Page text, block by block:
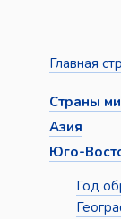
Главная
Страны
Азия
Юго-
Год